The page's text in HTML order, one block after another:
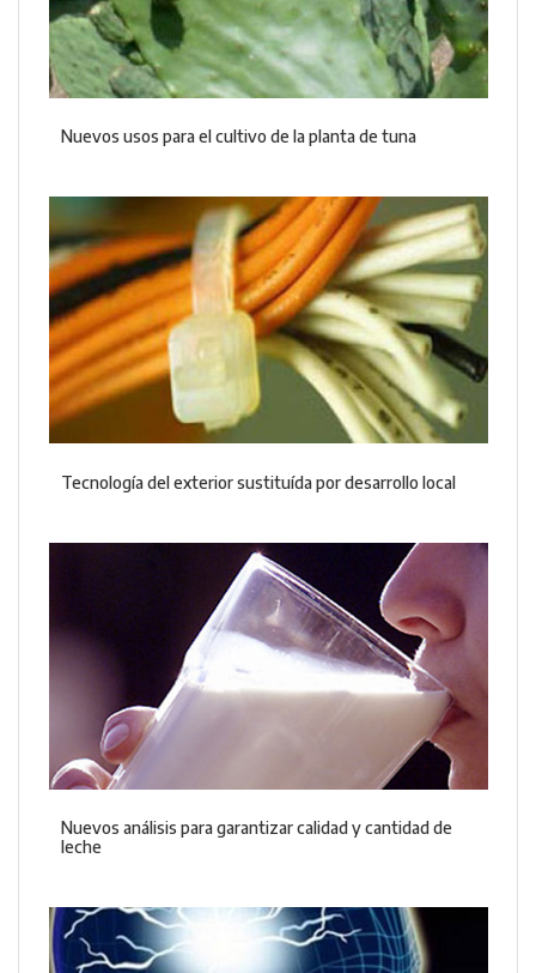
Nuevos usos para el cultivo de la planta de tuna
Tecnología del exterior sustituída por desarrollo local
Nuevos análisis para garantizar calidad y cantidad de
leche